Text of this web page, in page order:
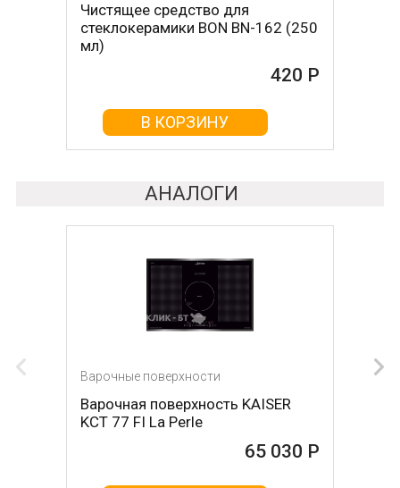
Чистящее средство для
стеклокерамики BON BN-162 (250
мл)
420 Р
В КОРЗИНУ
Скребок для ухода за
стеклокерамикой BON BN-603
В КОРЗИНУ
АНАЛОГИ
Варочные поверхности
Варочная поверхность KAISER
KCT 77 FI La Perle
65 030 Р
Варочные поверхности
Варочная поверхность Teka EFX
90 5G
65 070 Р